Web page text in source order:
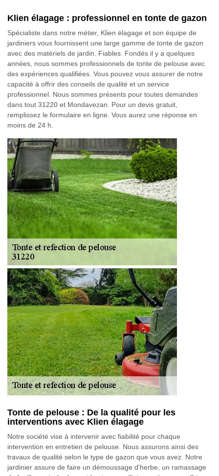
Klien élagage : professionnel en tonte de gazon
Spécialiste dans notre métier, Klien élagage et son équipe de
jardiniers vous fournissent une large gamme de tonte de gazon
avec des matériels de jardin. Fiables. Fondés il y a quelques
années, nous sommes professionnels de tonte de pelouse avec
des expériences qualifiées. Vous pouvez vous assurer de notre
capacité à offrir des conseils de qualité et un service
professionnel. Nous sommes présents pour toutes demandes
dans tout 31220 et Mondavezan. Pour un devis gratuit,
remplissez le formulaire en ligne. Vous aurez une réponse en
moins de 24 h.
Tonte de pelouse : De la qualité pour les
interventions avec Klien élagage
Notre société vise à intervenir avec fiabilité pour chaque
intervention en entretien de pelouse. Nous assurons ainsi des
travaux de qualité selon le type de gazon que vous avez. Notre
jardinier assure de faire un démoussage d'herbe, un ramassage